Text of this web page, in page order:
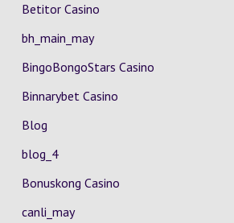
Betitor Casino
bh_main_may
BingoBongoStars Casino
Binnarybet Casino
Blog
blog_4
Bonuskong Casino
canli_may